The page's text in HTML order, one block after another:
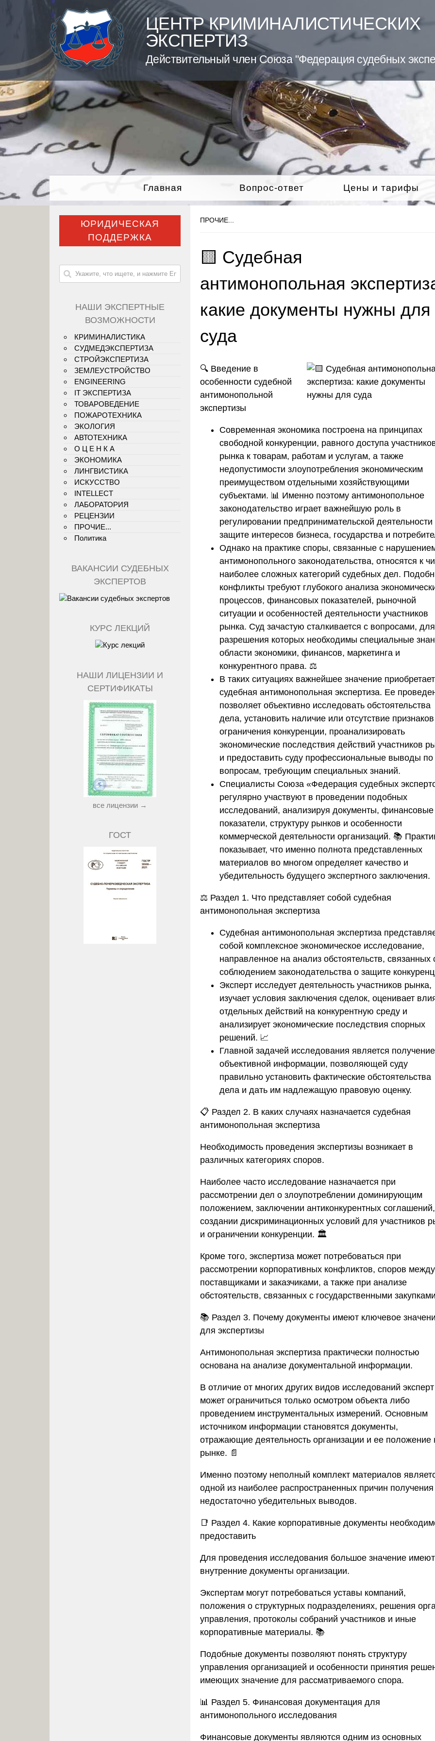
ЦЕНТР КРИМИНАЛИСТИЧЕСКИХ
ЭКСПЕРТИЗ
Действительный член Союза "Федерация судебных
Главная Вопрос-ответ Цены и тарифы
ПРОЧИЕ...
🟨 Судебная
антимонопольная
какие документы нужны для
суда
🔍 Введение в
особенности судебной
антимонопольной
экспертизы
Современная экономика построена на принципах
свободной конкуренции, равного доступа
рынка к товарам, работам и услугам, а также
недопустимости злоупотребления экономическим
преимуществом отдельными хозяйствующими
субъектами. 📊 Именно поэтому антимонопольное
законодательство играет важнейшую роль в
регулировании предпринимательской деятельности
защите интересов бизнеса, государства и
Однако на практике споры, связанные с
антимонопольного законодательства, относятся к
наиболее сложных категорий судебных дел.
конфликты требуют глубокого анализа
процессов, финансовых показателей, рыночной
ситуации и особенностей деятельности участников
рынка. Суд зачастую сталкивается с вопросами, для
разрешения которых необходимы специальные
области экономики, финансов, маркетинга и
конкурентного права. ⚖️
В таких ситуациях важнейшее значение приобретает
судебная антимонопольная экспертиза. Ее
позволяет объективно исследовать обстоятельства
дела, установить наличие или отсутствие признаков
ограничения конкуренции, проанализировать
экономические последствия действий участников
и предоставить суду профессиональные выводы по
вопросам, требующим специальных знаний.
Специалисты Союза «Федерация судебных
регулярно участвуют в проведении подобных
исследований, анализируя документы, финансовые
показатели, структуру рынков и особенности
коммерческой деятельности организаций. 📚
показывает, что именно полнота представленных
материалов во многом определяет качество и
убедительность будущего экспертного заключения.
⚖️ Раздел 1. Что представляет собой судебная
антимонопольная экспертиза
Судебная антимонопольная экспертиза
собой комплексное экономическое исследование,
направленное на анализ обстоятельств, связанных
соблюдением законодательства о защите
Эксперт исследует деятельность участников рынка,
изучает условия заключения сделок, оценивает
отдельных действий на конкурентную среду и
анализирует экономические последствия спорных
решений. 📈
Главной задачей исследования является получение
объективной информации, позволяющей суду
правильно установить фактические обстоятельства
дела и дать им надлежащую правовую оценку.
📋 Раздел 2. В каких случаях назначается судебная
антимонопольная экспертиза
Необходимость проведения экспертизы возникает в
различных категориях споров.
Наиболее часто исследование назначается при
рассмотрении дел о злоупотреблении доминирующим
положением, заключении антиконкурентных соглашений,
создании дискриминационных условий для участников
и ограничении конкуренции. 🏛️
Кроме того, экспертиза может потребоваться при
рассмотрении корпоративных конфликтов, споров между
поставщиками и заказчиками, а также при анализе
обстоятельств, связанных с государственными
📚 Раздел 3. Почему документы имеют ключевое
для экспертизы
Антимонопольная экспертиза практически полностью
основана на анализе документальной информации.
В отличие от многих других видов исследований
может ограничиться только осмотром объекта либо
проведением инструментальных измерений. Основным
источником информации становятся документы,
отражающие деятельность организации и ее положение
рынке. 📄
Именно поэтому неполный комплект материалов
одной из наиболее распространенных причин получения
недостаточно убедительных выводов.
📑 Раздел 4. Какие корпоративные документы
предоставить
Для проведения исследования большое значение имеют
внутренние документы организации.
Экспертам могут потребоваться уставы компаний,
положения о структурных подразделениях, решения
управления, протоколы собраний участников и иные
корпоративные материалы. 📚
Подобные документы позволяют понять структуру
управления организацией и особенности принятия
имеющих значение для рассматриваемого спора.
📊 Раздел 5. Финансовая документация для
антимонопольного исследования
Финансовые документы являются одним из основных
ЮРИДИЧЕСКАЯ
ПОДДЕРЖКА
НАШИ ЭКСПЕРТНЫЕ
ВОЗМОЖНОСТИ
КРИМИНАЛИСТИКА
СУДМЕДЭКСПЕРТИЗА
СТРОЙЭКСПЕРТИЗА
ЗЕМЛЕУСТРОЙСТВО
ENGINEERING
IT ЭКСПЕРТИЗА
ТОВАРОВЕДЕНИЕ
ПОЖАРОТЕХНИКА
ЭКОЛОГИЯ
АВТОТЕХНИКА
О Ц Е Н К А
ЭКОНОМИКА
ЛИНГВИСТИКА
ИСКУССТВО
INTELLECT
ЛАБОРАТОРИЯ
РЕЦЕНЗИИ
ПРОЧИЕ...
Политика
ВАКАНСИИ СУДЕБНЫХ
ЭКСПЕРТОВ
КУРС ЛЕКЦИЙ
НАШИ ЛИЦЕНЗИИ И
СЕРТИФИКАТЫ
все лицензии →
ГОСТ